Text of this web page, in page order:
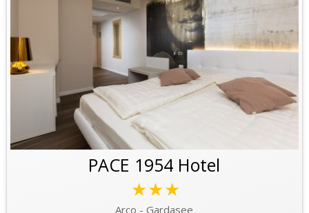
PACE 1954 Hotel
★★★
Arco - Gardasee